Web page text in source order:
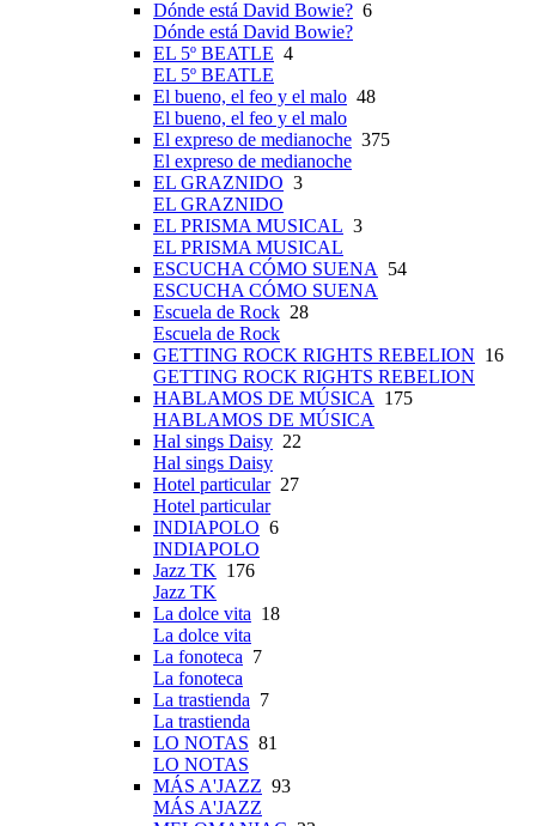
Dónde está David Bowie? 6
Dónde está David Bowie?
EL 5º BEATLE 4
EL 5º BEATLE
El bueno, el feo y el malo 48
El bueno, el feo y el malo
El expreso de medianoche 375
El expreso de medianoche
EL GRAZNIDO 3
EL GRAZNIDO
EL PRISMA MUSICAL 3
EL PRISMA MUSICAL
ESCUCHA CÓMO SUENA
54
ESCUCHA CÓMO SUENA
Escuela de Rock 28
Escuela de Rock
GETTING ROCK RIGHTS REBELION 16
GETTING ROCK RIGHTS REBELION
HABLAMOS DE MÚSICA
175
HABLAMOS DE MÚSICA
Hal sings Daisy 22
Hal sings Daisy
Hotel particular27
Hotel particular
INDIAPOLO 6
INDIAPOLO
Jazz TK 176
Jazz TK
La dolce vita 18
La dolce vita
La fonoteca 7
La fonoteca
La trastienda 7
La trastienda
LO NOTAS 81
LO NOTAS
MÁS A'JAZZ 93
MÁS A'JAZZ